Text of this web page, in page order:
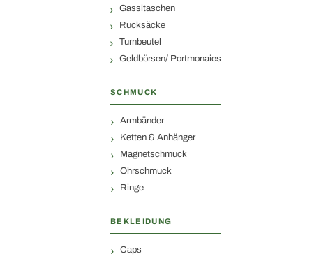
Gassitaschen
Rucksäcke
Turnbeutel
Geldbörsen/ Portmonaies
SCHMUCK
Armbänder
Ketten & Anhänger
Magnetschmuck
Ohrschmuck
Ringe
BEKLEIDUNG
Caps